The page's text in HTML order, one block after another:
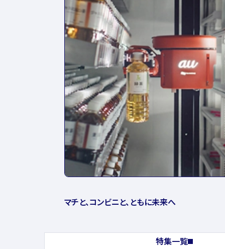
マチと、コンビニと、ともに未来へ
特集一覧